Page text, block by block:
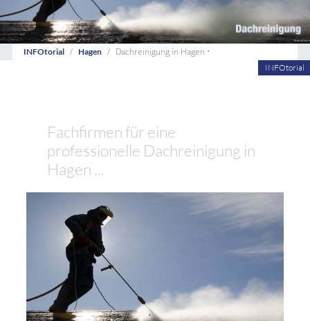
INFOtorial Hagen
Dachreinigung in Hagen •
INFOtorial
Fachfirmen für eine
professionelle Dachreinigung in
Hagen ...